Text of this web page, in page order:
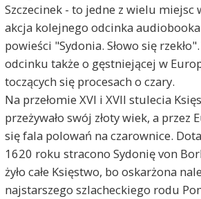
Szczecinek - to jedne z wielu miejsc
akcja kolejnego odcinka
powieści "Sydonia. Słowo się
odcinku także o gęstniejącej w
toczących się procesach o czary.
Na przełomie XVI i XVII stulecia
przeżywało swój złoty wiek, a przez
się fala polowań na czarownice.
1620 roku stracono Sydonię von
żyło całe Księstwo, bo oskarżona
najstarszego szlacheckiego rodu